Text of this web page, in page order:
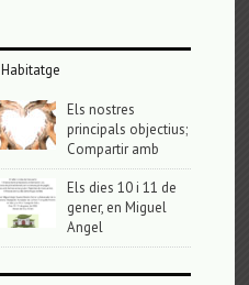
Habitatge
Els nostres
principals objectius;
Compartir amb
Els dies 10 i 11 de
gener, en Miguel
Angel